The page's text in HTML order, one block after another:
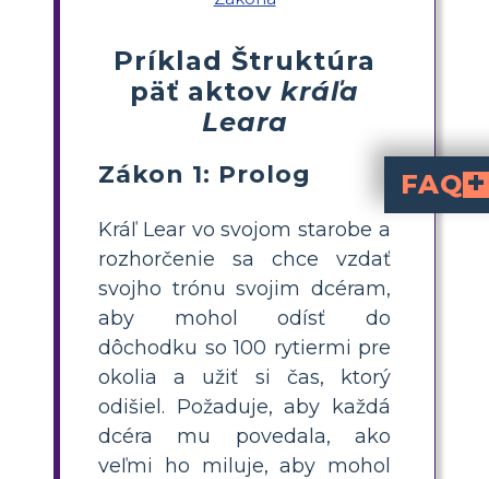
Príklad Štruktúra
päť aktov kráľa
Leara
Zákon 1: Prolog
Kráľ Lear vo svojom starobe a
rozhorčenie sa chce vzdať
svojho trónu svojim dcéram,
aby mohol odísť do
dôchodku so 100 rytiermi pre
okolia a užiť si čas, ktorý
odišiel. Požaduje, aby každá
dcéra mu povedala, ako
veľmi ho miluje, aby mohol
FAQ